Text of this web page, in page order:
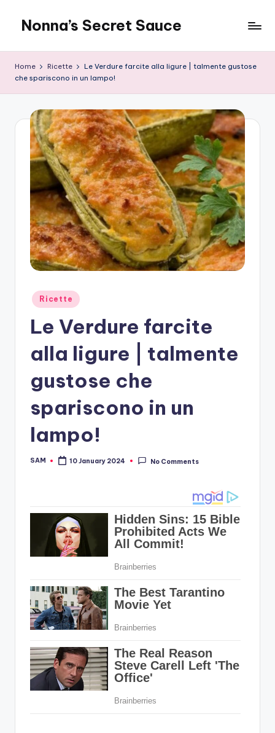
content
Nonna’s Secret Sauce
Home Ricette
Le Verdure farcite alla ligure | talmente gustose
che spariscono in un lampo!
Posted
in
Ricette
Le Verdure farcite
alla ligure | talmente
gustose che
spariscono in un
lampo!
Posted
SAM 10 January 2024 No Comments